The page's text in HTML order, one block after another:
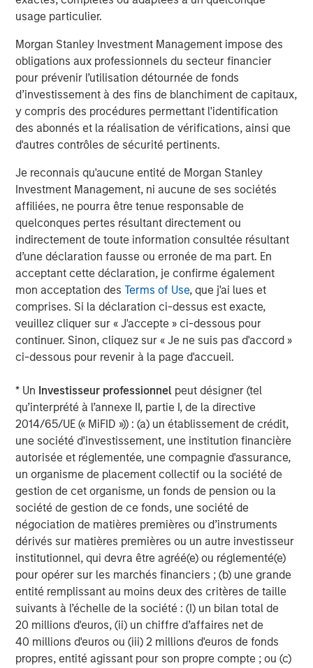
usage particulier.
Morgan Stanley Investment Management impose des
obligations aux professionnels du secteur financier
pour prévenir l’utilisation détournée de fonds
d’investissement à des fins de blanchiment de capitaux,
y compris des procédures permettant l'identification
des abonnés et la réalisation de vérifications, ainsi que
d'autres contrôles de sécurité pertinents.
Je reconnais qu'aucune entité de Morgan Stanley
Investment Management, ni aucune de ses sociétés
affiliées, ne pourra être tenue responsable de
quelconques pertes résultant directement ou
indirectement de toute information consultée résultant
d’une déclaration fausse ou erronée de ma part. En
acceptant cette déclaration, je confirme également
mon acceptation desTerms of Use, que j'ai lues et
comprises. Si la déclaration ci-dessus est exacte,
veuillez cliquer sur « J'accepte » ci-dessous pour
continuer. Sinon, cliquez sur « Je ne suis pas d'accord »
ci-dessous pour revenir à la page d'accueil.
* Un Investisseur professionnel peut désigner (tel
qu’interprété à l’annexe II, partie I, de la directive
2014/65/UE (« MiFID »)) : (a) un établissement de crédit,
une société d'investissement, une institution financière
autorisée et réglementée, une compagnie d'assurance,
un organisme de placement collectif ou la société de
gestion de cet organisme, un fonds de pension ou la
société de gestion de ce fonds, une société de
négociation de matières premières ou d’instruments
dérivés sur matières premières ou un autre investisseur
institutionnel, qui devra être agréé(e) ou réglementé(e)
pour opérer sur les marchés financiers ; (b) une grande
entité remplissant au moins deux des critères de taille
suivants à l’échelle de la société : (I) un bilan total de
20 millions d'euros, (ii) un chiffre d’affaires net de
40 millions d'euros ou (iii) 2 millions d'euros de fonds
propres, entité agissant pour son propre compte ; ou (c)
Headquartered in Bergen, Norway, Corvus Energy is the
leading supplier of zero-emission solutions for maritime,
offshore and port applications. Corvus Energy offers a full
portfolio of energy storage and fuel cell systems, suitable
for almost every vessel type, providing power systems in
the form of modular lithium-ion battery systems and
Hydrogen PEM fuel cell systems. Corvus Energy has
unsurpassed experience from more than 1300 projects.
technology are equipped with Corvus systems.
About Morgan Stanley Climate Private Equity
Morgan Stanley Climate Private Equity manages 1GT, a
strategy that invests in growth companies delivering
innovative climate solutions that meaningfully
decarbonize the global economy. The strategy is focused
on scaling opportunities in the Power, Mobility, Food &
Agriculture, and Circularity themes across North America
and Europe, with an emphasis on driving significant
organic growth by leveraging the global breadth of
Morgan Stanley capabilities.
About Morgan Stanley Investment Management
Morgan Stanley Investment Management, together with
its investment advisory affiliates, has more than 1,400
investment professionals around the world and $1.7
trillion in assets under management or supervision as of
June 30, 2025. Morgan Stanley Investment Management
strives to provide strong long-term investment
performance, outstanding service, and a comprehensive
suite of investment management solutions to a diverse
client base, which includes governments, institutions,
corporations and individuals worldwide. For further
information about Morgan Stanley Investment
Management, please
visithttps://www.morganstanley.com/im
About Morgan Stanley